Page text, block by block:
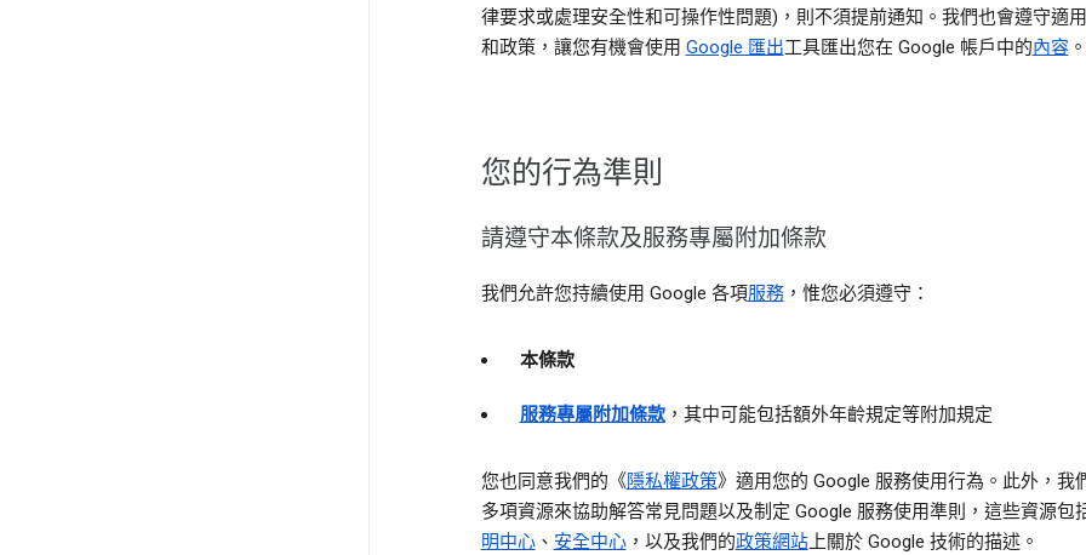
律要求或處理安全性和可操作性問題)，則不須提前通知。我們也會遵守適
和政策，讓您有機會使用 Google 匯出工具匯出您在 Google 帳戶中的內容。
您的行為準則
請遵守本條款及服務專屬附加條款
我們允許您持續使用 Google 各項服務，惟您必須遵守：
本條款
服務專屬附加條款，其中可能包括額外年齡規定等附加規定
您也同意我們的《隱私權政策》適用您的 Google 服務使用行為。此外，我
多項資源來協助解答常見問題以及制定 Google 服務使用準則，這些資源包
明中心、 安全中心，以及我們的政策網站上關於 Google 技術的描述。